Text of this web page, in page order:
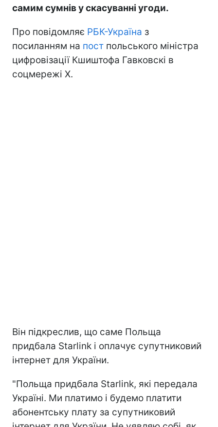
самим сумнів у скасуванні угоди.
Про повідомляє РБК-Україна з
посиланням на пост польського міністра
цифровізації Кшиштофа Гавковскі в
соцмережі Х.
Він підкреслив, що саме Польща
придбала Starlink і оплачує супутниковий
інтернет для України.
"Польща придбала Starlink, які передала
Україні. Ми платимо і будемо платити
абонентську плату за супутниковий